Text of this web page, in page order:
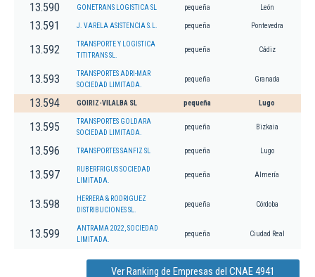
13.590 GONETRANS LOGISTICA SL pequeña León
13.591 J. VARELA ASISTENCIA S.L. pequeña Pontevedra
13.592
TRANSPORTE Y LOGISTICA
TITITRANS SL.
pequeña Cádiz
13.593
TRANSPORTES ADRI-MAR
SOCIEDAD LIMITADA.
pequeña Granada
13.594 GOIRIZ-VILALBA SL pequeña Lugo
13.595
TRANSPORTES GOLDARA
SOCIEDAD LIMITADA.
pequeña Bizkaia
13.596 TRANSPORTES SANFIZ SL pequeña Lugo
13.597
RUBERFRIGUS SOCIEDAD
LIMITADA.
pequeña Almería
13.598
HERRERA & RODRIGUEZ
DISTRIBUCIONES SL.
pequeña Córdoba
13.599
ANTRAMA 2022, SOCIEDAD
LIMITADA.
pequeña Ciudad Real
Ver Ranking de Empresas del CNAE 4941